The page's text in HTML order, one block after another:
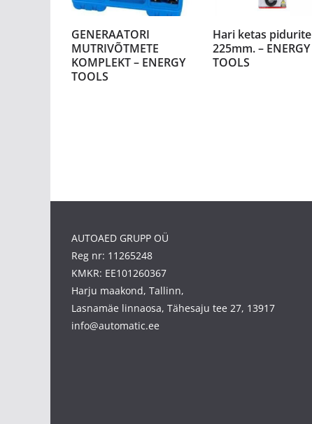
GENERAATORI
MUTRIVÕTMETE
KOMPLEKT – ENERGY
TOOLS
Hari ketas pidurite
225mm. – ENERGY
TOOLS
AUTOAED GRUPP OÜ
Reg nr: 11265248
KMKR: EE101260367
Harju maakond, Tallinn,
Lasnamäe linnaosa, Tähesaju tee 27, 13917
info@automatic.ee